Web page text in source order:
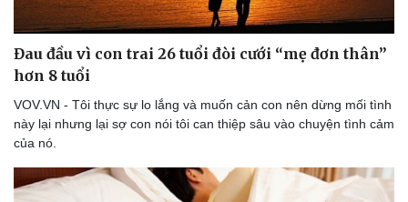
Đau đầu vì con trai 26 tuổi đòi cưới “mẹ đơn thân”
hơn 8 tuổi
VOV.VN - Tôi thực sự lo lắng và muốn cản con nên dừng mối tình
này lại nhưng lại sợ con nói tôi can thiệp sâu vào chuyện tình cảm
của nó.